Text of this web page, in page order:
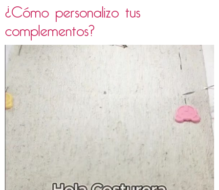
¿Cómo personalizo tus
complementos?